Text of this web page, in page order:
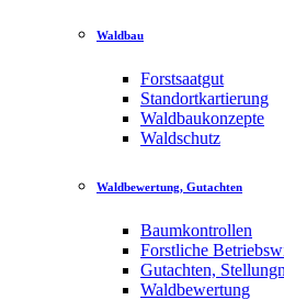
Waldbau
Forstsaatgut
Standortkartierung
Waldbaukonzepte
Waldschutz
Waldbewertung, Gutachten
Baumkontrollen
Forstliche
Gutachten,
Waldbewertung